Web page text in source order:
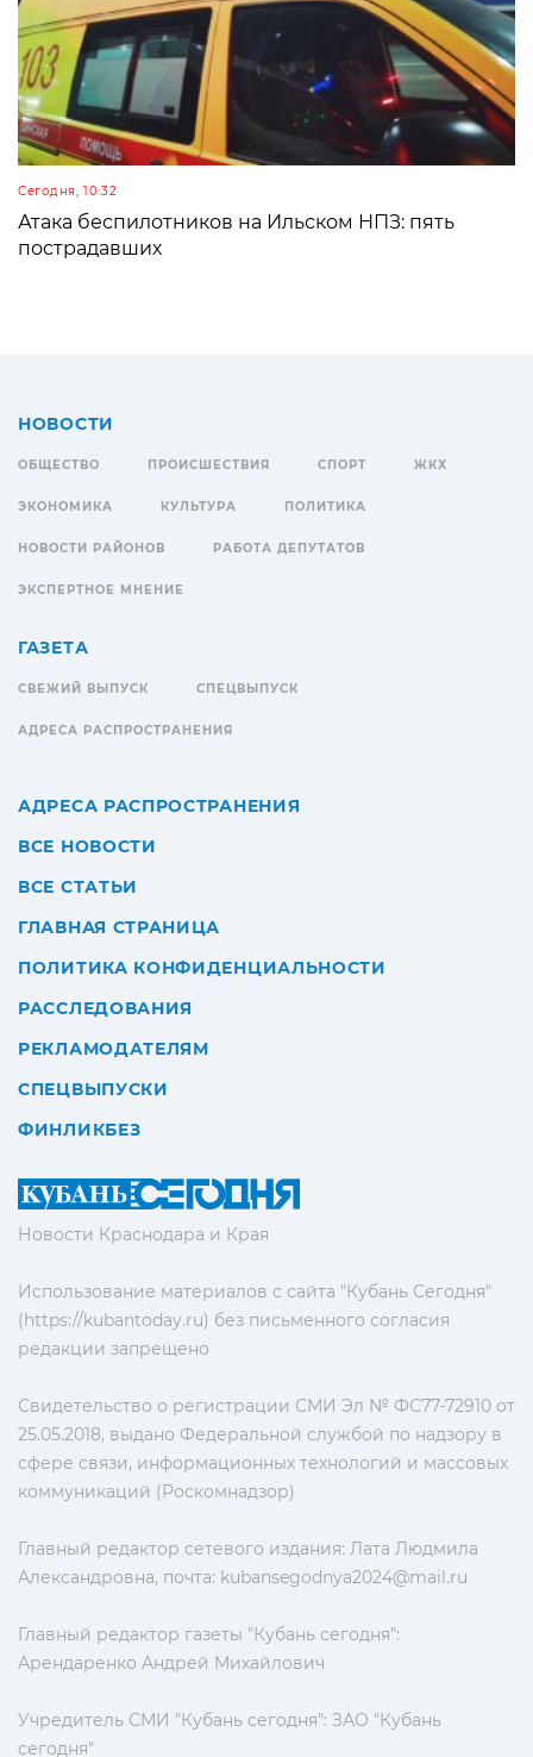
Сегодня, 10:32
Атака беспилотников на Ильском НПЗ: пять
пострадавших
Новости Краснодара и Края
Использование материалов с сайта "Кубань Сегодня"
(https://kubantoday.ru) без письменного согласия
редакции запрещено
Свидетельство о регистрации СМИ Эл № ФС77-72910 от
25.05.2018, выдано Федеральной службой по надзору в
сфере связи, информационных технологий и массовых
коммуникаций (Роскомнадзор)
Главный редактор сетевого издания: Лата Людмила
Александровна, почта: kubansegodnya2024@mail.ru
Главный редактор газеты "Кубань сегодня":
Арендаренко Андрей Михайлович
Учредитель СМИ "Кубань сегодня": ЗАО "Кубань
сегодня"
НОВОСТИ
ОБЩЕСТВО ПРОИСШЕСТВИЯ СПОРТ ЖКХ
ЭКОНОМИКА КУЛЬТУРА ПОЛИТИКА
НОВОСТИ РАЙОНОВ РАБОТА ДЕПУТАТОВ
ЭКСПЕРТНОЕ МНЕНИЕ
ГАЗЕТА
СВЕЖИЙ ВЫПУСК СПЕЦВЫПУСК
АДРЕСА РАСПРОСТРАНЕНИЯ
АДРЕСА РАСПРОСТРАНЕНИЯ
ВСЕ НОВОСТИ
ВСЕ СТАТЬИ
ГЛАВНАЯ СТРАНИЦА
ПОЛИТИКА КОНФИДЕНЦИАЛЬНОСТИ
РАССЛЕДОВАНИЯ
РЕКЛАМОДАТЕЛЯМ
СПЕЦВЫПУСКИ
ФИНЛИКБЕЗ